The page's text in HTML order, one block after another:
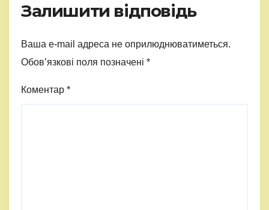
Залишити відповідь
Ваша e-mail адреса не оприлюднюватиметься.
Обов’язкові поля позначені *
Коментар *